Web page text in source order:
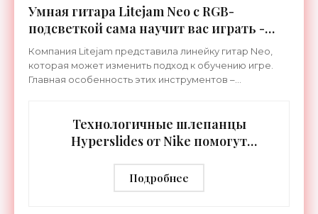
Умная гитара Litejam Neo с RGB-
подсветкой сама научит вас играть -
«Гаджеты»
Компания Litejam представила линейку гитар Neo,
которая может изменить подход к обучению игре.
Главная особенность этих инструментов –
Технологичные шлепанцы
Hyperslides от Nike помогут
тренировки - «Гаджеты»
Подробнее